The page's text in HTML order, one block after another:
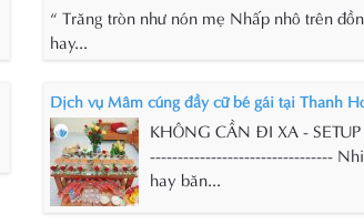
“ Trăng tròn như nón mẹ Nhấp nhô trên
hay...
Dịch vụ Mâm cúng đầy cữ bé gái tại Thanh
KHÔNG CẦN ĐI XA -
---------------------------------
hay băn...